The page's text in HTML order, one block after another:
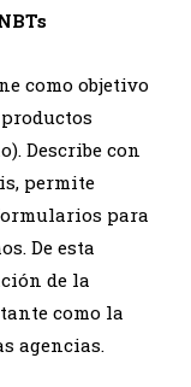
como objetivo
Describe con
permite
para
De esta
de la
como la
agencias.